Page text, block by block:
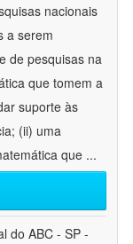
nacionais
a serem
de pesquisas na
que tomem a
suporte às
(ii) uma
que ...
do ABC - SP -